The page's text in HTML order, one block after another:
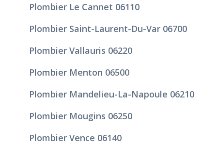
Plombier Le Cannet 06110
Plombier Saint-Laurent-Du-Var 06700
Plombier Vallauris 06220
Plombier Menton 06500
Plombier Mandelieu-La-Napoule 06210
Plombier Mougins 06250
Plombier Vence 06140